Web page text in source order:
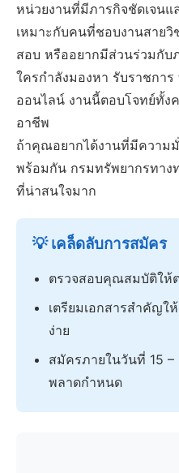
หน่วยงานที่มีภารกิจชัดเจน
เหมาะกับคนที่ชอบงานสายวิ
สอบ หรืออยากมีส่วนร่วมกับ
ใครกำลังมองหา รับราชกา
ออนไลน์ งานนี้ตอบโจทย์ทั้ง
อาชีพ
ถ้าคุณอยากได้งานที่มีความ
พร้อมกัน กรมทรัพยากรทาง
ที่น่าสนใจมาก
💡 เคล็ดลับการสมัคร
ตรวจสอบคุณสมบัติให้
เตรียมเอกสารสำคัญใ
ง่าย
สมัครภายในวันที่ 15
พลาดกำหนด